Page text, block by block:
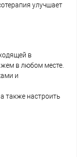
улучшает
в
в любом месте.
и
также настроить